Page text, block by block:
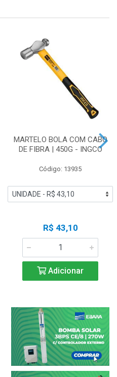
MARTELO BOLA COM CABO
DE FIBRA | 450G - INGCO
Código: 13935
R$ 43,10
Adicionar